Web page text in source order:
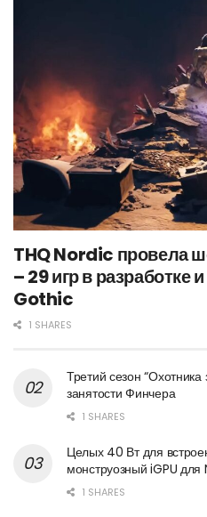
THQ Nordic провела
– 29 игр в разработке
Gothic
1 SHARES
Третий сезон
занятости Финчера
1 SHARES
Целых 40 Вт для
монструозный iGPU
1 SHARES